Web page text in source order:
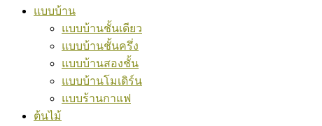
แบบบ้าน
แบบบ้านชั้นเดียว
แบบบ้านชั้นครึ่ง
แบบบ้านสองชั้น
แบบบ้านโมเดิร์น
แบบร้านกาแฟ
ต้นไม้